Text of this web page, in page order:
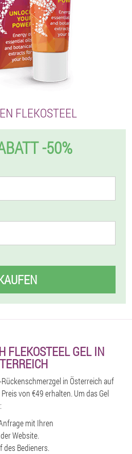
FLEKOSTEEL
-50%
FLEKOSTEEL GEL IN
in Österreich auf
von €49 erhalten. Um das Gel
mit Ihren
Website.
des Bedieners.